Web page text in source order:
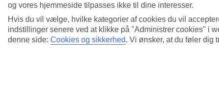
20/26
og vores hjemmeside tilpasses ikke til dine interesser.
Hvis du vil vælge, hvilke kategorier af cookies du vil
indstillinger senere ved at klikke på "Administrer cookies" i
denne side: Cookies og sikkerhed. Vi ønsker, at du føler dig